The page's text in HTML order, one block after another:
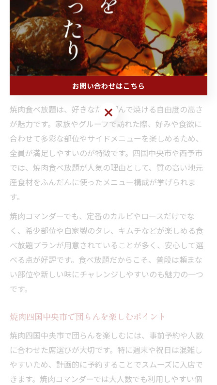
また、焼肉では分け合う楽しさが生まれやすいため、子
どもから大人まで参加できる一体感があります。休日の
食事や特別な記念日、久しぶりの再会など、焼肉を囲む
ことで思い出に残るひとときを演出できます。
焼肉食べ放題でみんなが笑顔になる理由を紹介
焼肉食べ放題は、好きなだけ選んで焼ける自由度の高さ
が魅力です。家族やグループで訪れた際、好みや食欲に
合わせて多彩な部位やサイドメニューを楽しめるため、
全員が満足しやすいのが特徴です。四国中央市や西予市
では、焼肉食べ放題が人気の理由として、質の高い地元
産食材をふんだんに使ったメニュー構成が挙げられま
す。
焼肉コマンダーでも、定番のカルビやロースだけでな
く、希少部位や自家製のタレ、キムチなどが楽しめる食
べ放題プランが用意されていることが多く、安心して選
べる点が好評です。食べ放題だからこそ、普段は頼まな
い部位や新しい味にチャレンジしやすいのも魅力の一つ
です。
焼肉四国中央市で団らんを楽しむポイント
焼肉四国中央市で団らんを楽しむには、事前予約や人数
に合わせた席選びが大切です。特に週末や祝日は混雑し
やすいため、計画的に予約することでスムーズに入店で
きます。焼肉コマンダーでは大人数でも利用しやすい個
お問い合わせはこちら
お問い合わせはこちら